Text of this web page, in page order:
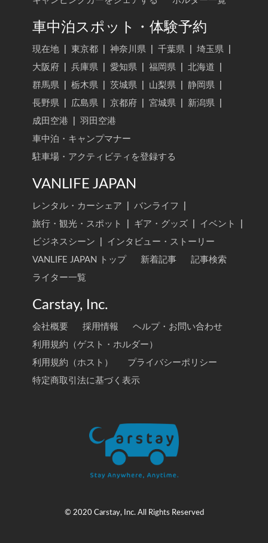
車中泊スポット・体験予約
現在地 東京都 神奈川県 千葉県 埼玉県
大阪府
兵庫県 愛知県 福岡県 北海道
群馬県
栃木県 茨城県 山梨県 静岡県
長野県
広島県 京都府 宮城県 新潟県
成田空港
羽田空港
車中泊・キャンプマナー
駐車場・アクティビティを登録する
VANLIFE JAPAN
レンタル・カーシェア バンライフ
旅行・観光・スポット
ギア・グッズ イベント
ビジネスシーン
インタビュー・ストーリー
VANLIFE JAPAN トップ
新着記事
記事検索
ライター一覧
Carstay, Inc.
会社概要 採用情報
ヘルプ・お問い合わせ
利用規約（ゲスト・ホルダー）
利用規約（ホスト）
プライバシーポリシー
特定商取引法に基づく表示
© 2020 Carstay, Inc. All Rights Reserved